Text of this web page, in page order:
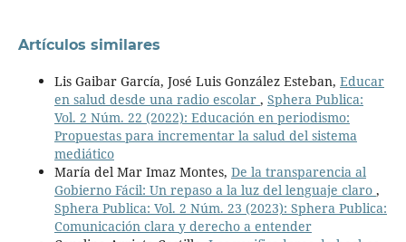
Artículos similares
Lis Gaibar García, José Luis González Esteban, Educar
en salud desde una radio escolar , Sphera Publica:
Vol. 2 Núm. 22 (2022): Educación en periodismo:
Propuestas para incrementar la salud del sistema
mediático
María del Mar Imaz Montes, De la transparencia al
Gobierno Fácil: Un repaso a la luz del lenguaje claro ,
Sphera Publica: Vol. 2 Núm. 23 (2023): Sphera Publica:
Comunicación clara y derecho a entender